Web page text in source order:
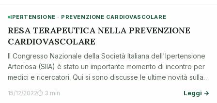
IPERTENSIONE · PREVENZIONE CARDIOVASCOLARE
RESA TERAPEUTICA NELLA PREVENZIONE
CARDIOVASCOLARE
Il Congresso Nazionale della Società Italiana dell'Ipertensione
Arteriosa (SIIA) è stato un importante momento di incontro per
medici e ricercatori. Qui si sono discusse le ultime novità sulla
cura dell'ipertensione e la prevenzione delle malattie
cardiovascol…
15/12/2022⏱ 3 min Leggi →